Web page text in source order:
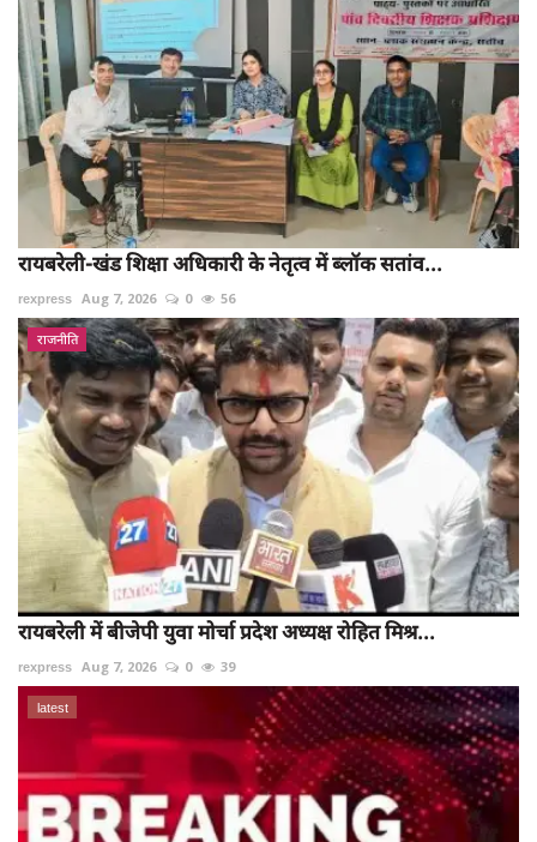
रायबरेली-खंड शिक्षा अधिकारी के नेतृत्व में ब्लॉक सतांव...
rexpress Aug 7, 2026 0 56
राजनीति
रायबरेली में बीजेपी युवा मोर्चा प्रदेश अध्यक्ष रोहित मिश्र...
rexpress Aug 7, 2026 0 39
latest